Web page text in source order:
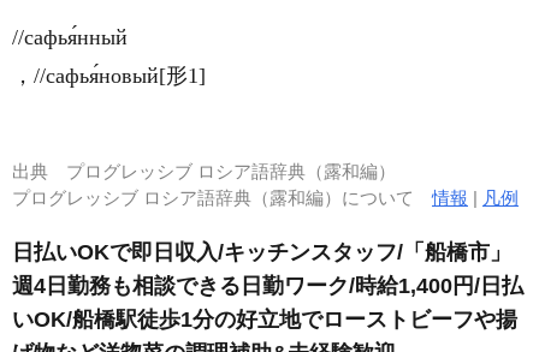
//сафья́нный
，//сафья́новый[形1]
出典 プログレッシブ ロシア語辞典（露和編）
プログレッシブ ロシア語辞典（露和編）について情報 | 凡例
日払いOKで即日収入/キッチンスタッフ/「船橋市」
週4日勤務も相談できる日勤ワーク/時給1,400円/日払
いOK/船橋駅徒歩1分の好立地でローストビーフや揚